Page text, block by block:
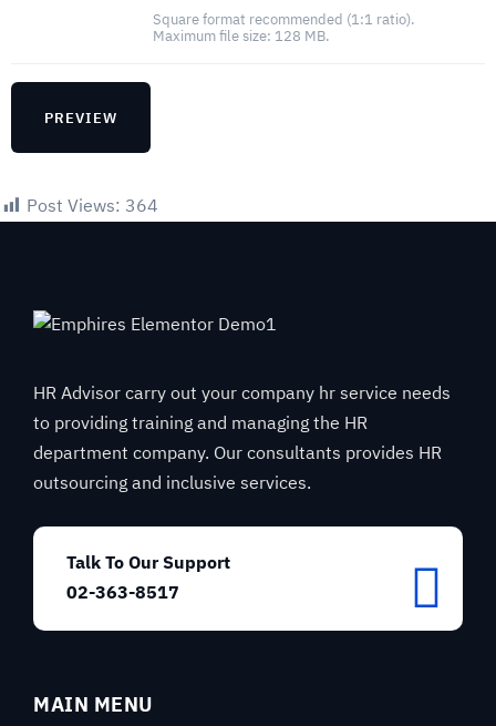
Square format recommended (1:1 ratio).
Maximum file size: 128 MB.
Post Views: 364
HR Advisor carry out your company hr service needs
to providing training and managing the HR
department company. Our consultants provides HR
outsourcing and inclusive services.
Talk To Our Support
02-363-8517
MAIN MENU